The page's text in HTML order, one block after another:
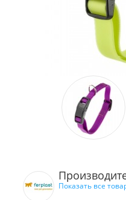
Показать все